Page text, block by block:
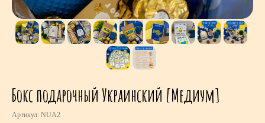
Бокс подарочный Украинский [Медиум]
Артикул: NUA2